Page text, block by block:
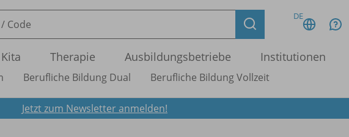
DE
Kita Therapie Ausbildungsbetriebe Institutionen
Berufliche Bildung Dual Berufliche Bildung Vollzeit
Jetzt zum Newsletter anmelden!